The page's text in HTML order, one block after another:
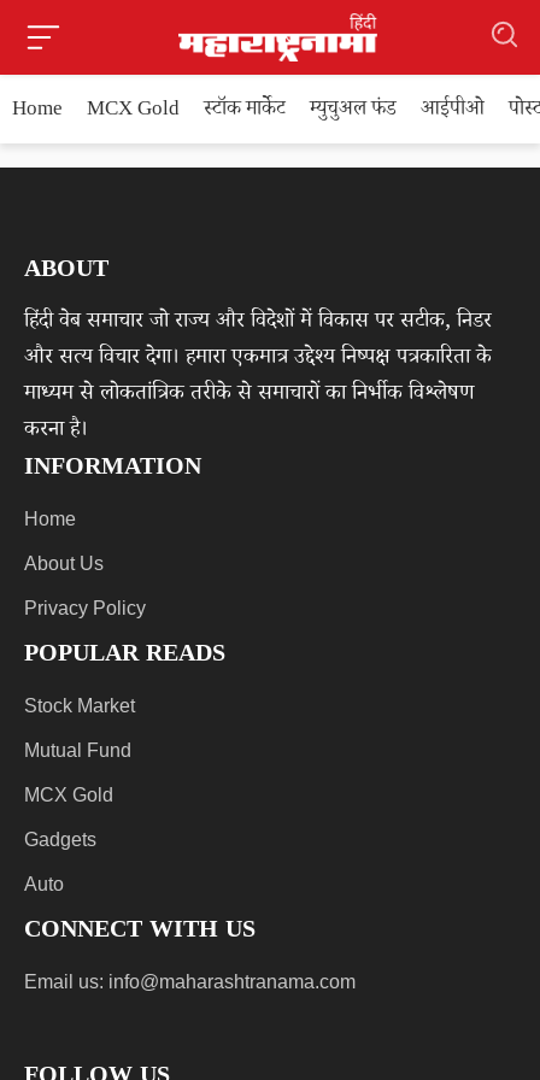
Home MCX Gold स्टॉक मार्केट म्युचुअल फंड आईपीओ
ABOUT
हिंदी वेब समाचार जो राज्य और विदेशों में विकास पर सटीक, निडर
और सत्य विचार देगा। हमारा एकमात्र उद्देश्य निष्पक्ष पत्रकारिता के
माध्यम से लोकतांत्रिक तरीके से समाचारों का निर्भीक विश्लेषण
करना है।
INFORMATION
Home
About Us
Privacy Policy
POPULAR READS
Stock Market
Mutual Fund
MCX Gold
Gadgets
Auto
CONNECT WITH US
Email us: info@maharashtranama.com